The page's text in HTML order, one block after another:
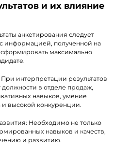
и их влияние
анкетирования следует
информацией, полученной на
сформировать максимально
интерпретации результатов
в отделе продаж,
навыков, умение
и высокой конкуренции.
Необходимо не только
навыков и качеств,
и развитию.